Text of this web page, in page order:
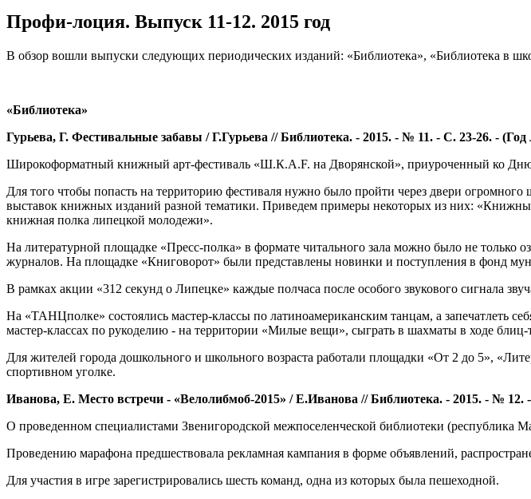
Профи-лоция. Выпуск 11-12. 2015 год
В обзор вошли выпуски следующих периодических изданий: «Библиотека», «Библиотека в
«Библиотека»
Гурьева, Г. Фестивальные забавы / Г.Гурьева // Библиотека. - 2015. - № 11. - С. 23-26. -
Широкоформатный книжный арт-фестиваль «Ш.К.А.F. на Дворянской», приуроченный ко Дню
Для того чтобы попасть на территорию фестиваля нужно было пройти через двери
выставок книжных изданий разной тематики. Приведем примеры некоторых из них:
книжная полка липецкой молодежи».
На литературной площадке «Пресс-полка» в формате читального зала можно было не только
журналов. На площадке «Книговорот» были представлены новинки и поступления в фонд
В рамках акции «312 секунд о Липецке» каждые полчаса после особого звукового сигнала
На «ТАНЦполке» состоялись мастер-классы по латиноамериканским танцам, а запечатлеть
мастер-классах по рукоделию - на территории «Милые вещи», сыграть в шахматы в ходе
Для жителей города дошкольного и школьного возраста работали площадки «От 2 до 5»,
спортивном уголке.
Иванова, Е. Место встречи - «Велолибмоб-2015» / Е.Иванова // Библиотека. - 2015. - № 12.
О проведенном специалистами Звенигородской межпоселенческой библиотеки (республика
Проведению марафона предшествовала рекламная кампания в форме объявлений,
Для участия в игре зарегистрировались шесть команд, одна из которых была пешеходной.